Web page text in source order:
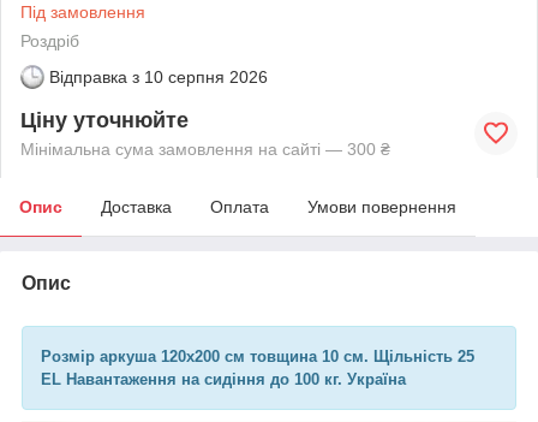
Під замовлення
Роздріб
Відправка з 10 серпня 2026
Ціну уточнюйте
Мінімальна сума замовлення на сайті — 300 ₴
Опис Доставка Оплата Умови повернення
Опис
Розмір аркуша 120х200 см товщина 10 см. Щільність 25
EL Навантаження на сидіння до 100 кг. Україна